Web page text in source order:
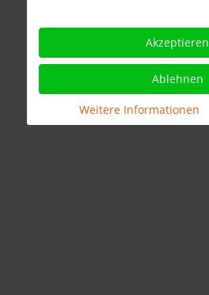
Akzeptieren
Ablehnen
Weitere Informationen